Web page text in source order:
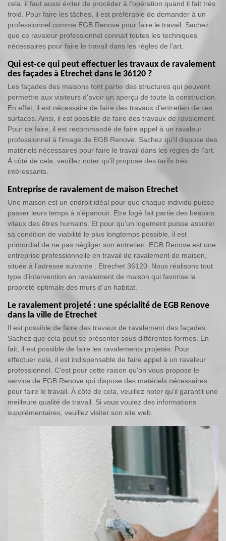
cela, il faut aussi éviter de procéder à l'opération quand il fait très
froid. Pour faire les tâches, il est préférable de demander à un
professionnel comme EGB Renove pour faire le travail. Sachez
que ce ravaleur professionnel connait toutes les techniques
nécessaires pour faire le travail dans les règles de l'art.
Qui est-ce qui peut effectuer les travaux de ravalement
des façades à Etrechet dans le 36120 ?
Les façades des maisons font partie des structures qui peuvent
permettre aux visiteurs d'avoir un aperçu de toute la construction.
En effet, il est nécessaire de faire des travaux d'entretien de ces
surfaces. Ainsi, il est possible de faire des travaux de ravalement.
Pour ce faire, il est recommandé de faire appel à un ravaleur
professionnel à l'image de EGB Renove. Sachez qu'il dispose des
matériels nécessaires pour faire le travail dans les règles de l'art.
À côté de cela, veuillez noter qu'il propose des tarifs très
intéressants.
Entreprise de ravalement de maison Etrechet
Une maison est un endroit idéal pour que chaque individu puisse
passer leurs temps à s’épanouir. Etre logé fait partie des besoins
vitaux des êtres humains. Et pour qu’un logement puisse assurer
sa condition de viabilité le plus longtemps possible, il est
primordial de ne pas négliger son entretien. EGB Renove est une
entreprise professionnelle en travail de ravalement de maison,
située à l’adresse suivante : Etrechet 36120. Nous réalisons tout
type d’intervention en ravalement de maison qui favorise la
propreté optimale des murs d’un habitat.
Le ravalement projeté : une spécialité de EGB Renove
dans la ville de Etrechet
Il est possible de faire des travaux de ravalement des façades.
Sachez que cela peut se présenter sous différentes formes. En
fait, il est possible de faire les ravalements projetés. Pour
effectuer cela, il est indispensable de faire appel à un ravaleur
professionnel. C'est pour cette raison qu'on vous propose le
service de EGB Renove qui dispose des matériels nécessaires
pour faire le travail. À côté de cela, veuillez noter qu'il garantit une
meilleure qualité de travail. Si vous voulez des informations
supplémentaires, veuillez visiter son site web.